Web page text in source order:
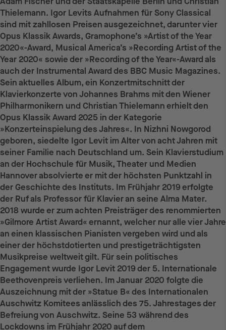
Thielemann. Igor Levits Aufnahmen für Sony Classical
sind mit zahllosen Preisen ausgezeichnet, darunter vier
Opus Klassik Awards, Gramophone’s »Artist of the Year
2020«-Award, Musical America’s »Recording Artist of the
Year 2020« sowie der »Recording of the Year«-Award als
auch der Instrumental Award des BBC Music Magazines.
Sein aktuelles Album, ein Konzertmitschnitt der
Klavierkonzerte von Johannes Brahms mit den Wiener
Philharmonikern und Christian Thielemann erhielt den
Opus Klassik Award 2025 in der Kategorie
»Konzerteinspielung des Jahres«. In Nizhni Nowgorod
geboren, siedelte Igor Levit im Alter von acht Jahren mit
seiner Familie nach Deutschland um. Sein Klavierstudium
an der Hochschule für Musik, Theater und Medien
Hannover absolvierte er mit der höchsten Punktzahl in
der Geschichte des Instituts. Im Frühjahr 2019 erfolgte
der Ruf als Professor für Klavier an seine Alma Mater.
2018 wurde er zum achten Preisträger des renommierten
»Gilmore Artist Award« ernannt, welcher nur alle vier Jahre
an einen klassischen Pianisten vergeben wird und als
einer der höchstdotierten und prestigeträchtigsten
Musikpreise weltweit gilt. Für sein politisches
Engagement wurde Igor Levit 2019 der 5. Internationale
Beethovenpreis verliehen. Im Januar 2020 folgte die
Auszeichnung mit der »Statue B« des Internationalen
Auschwitz Komitees anlässlich des 75. Jahrestages der
Befreiung von Auschwitz. Seine 53 während des
Lockdowns im Frühjahr 2020 auf dem